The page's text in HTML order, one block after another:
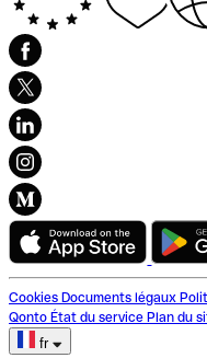
Cookies Documents légaux
Qonto État du service Plan du
fr